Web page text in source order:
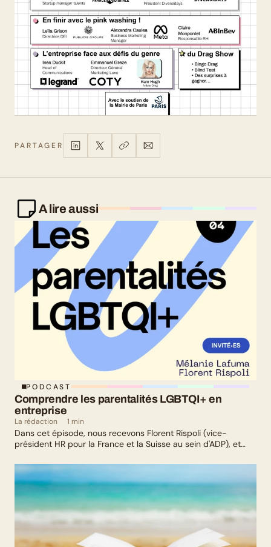
PARTAGER
A lire aussi
PODCAST
Comprendre les parentalités LGBTQI+ en
entreprise
La rédaction 1 min
Dans cet épisode, nous recevons Florent Rispoli (vice-
président HR pour la France et la Suisse au sein d'ADP), et
leurs parcours de parents LGBTQ+.